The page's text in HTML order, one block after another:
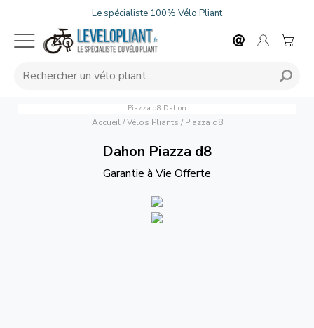
Le spécialiste 100% Vélo Pliant
Piazza d8 Dahon
Accueil/ Vélos Pliants / Piazza d8
Dahon Piazza d8
Garantie à Vie Offerte